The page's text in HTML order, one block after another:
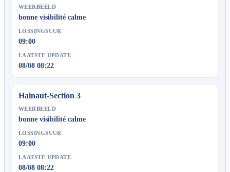
WEERBEELD
bonne visibilité calme
LOSSINGSUUR
09:00
LAATSTE UPDATE
08/08 08:22
Hainaut-Section 3
WEERBEELD
bonne visibilité calme
LOSSINGSUUR
09:00
LAATSTE UPDATE
08/08 08:22